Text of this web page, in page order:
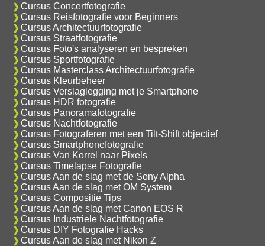
Cursus Concertfotografie
Cursus Reisfotografie voor Beginners
Cursus Architectuurfotografie
Cursus Straatfotografie
Cursus Foto's analyseren en bespreken
Cursus Sportfotografie
Cursus Masterclass Architectuurfotografie
Cursus Kleurbeheer
Cursus Verslaglegging met je Smartphone
Cursus HDR fotografie
Cursus Panoramafotografie
Cursus Nachtfotografie
Cursus Fotograferen met een Tilt-Shift objectief
Cursus Smartphonefotografie
Cursus Van Korrel naar Pixels
Cursus Timelapse Fotografie
Cursus Aan de slag met de Sony Alpha
Cursus Aan de slag met OM System
Cursus Compositie Tips
Cursus Aan de slag met Canon EOS R
Cursus Industriele Nachtfotografie
Cursus DIY Fotografie Hacks
Cursus Aan de slag met Nikon Z